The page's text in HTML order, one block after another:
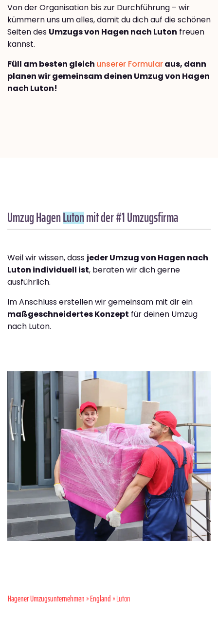
Von der Organisation bis zur Durchführung – wir
kümmern uns um alles, damit du dich auf die schönen
Seiten des Umzugs von Hagen nach Luton freuen
kannst.
Füll am besten gleich unserer Formularaus, dann
planen wir gemeinsam deinen Umzug von Hagen
nach Luton!
Umzug HagenLutonmit der #1 Umzugsfirma
Weil wir wissen, dass jeder Umzug von Hagen nach
Luton individuell ist, beraten wir dich gerne
ausführlich.
Im Anschluss erstellen wir gemeinsam mit dir ein
maßgeschneidertes Konzept für deinen Umzug
nach Luton.
Hagener Umzugsunternehmen»England» Luton